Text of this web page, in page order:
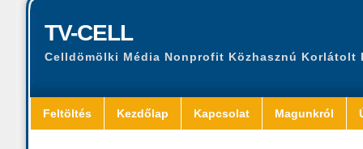
TV-CELL
Celldömölki Média Nonprofit Közhasznú Korlátolt
Feltöltés Kezdőlap Kapcsolat Magunkról